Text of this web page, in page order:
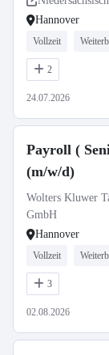
Hannover
Vollzeit
2
24.07.2026
Payroll (
(m/w/d)
Wolters Kluwer
GmbH
Hannover
Vollzeit
3
02.08.2026